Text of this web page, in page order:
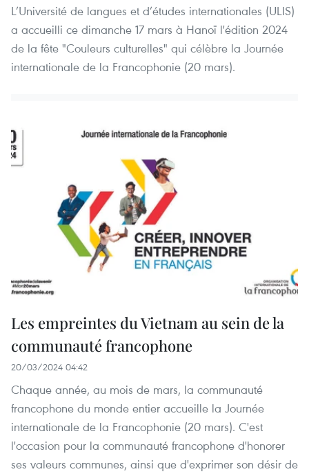
L’Université de langues et d’études internationales (ULIS)
a accueilli ce dimanche 17 mars à Hanoï l'édition 2024
de la fête "Couleurs culturelles" qui célèbre la Journée
internationale de la Francophonie (20 mars).
Les empreintes du Vietnam au sein de la
communauté francophone
20/03/2024 04:42
Chaque année, au mois de mars, la communauté
francophone du monde entier accueille la Journée
internationale de la Francophonie (20 mars). C'est
l'occasion pour la communauté francophone d'honorer
ses valeurs communes, ainsi que d'exprimer son désir de